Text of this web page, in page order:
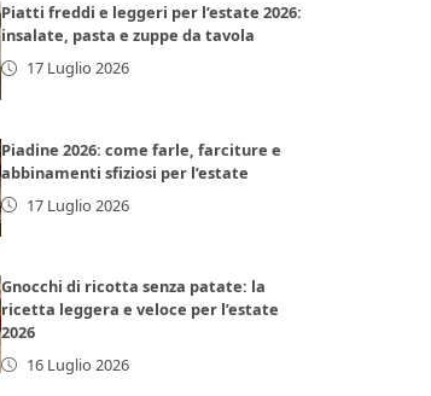
Piatti freddi e leggeri per l’estate 2026:
insalate, pasta e zuppe da tavola
17 Luglio 2026
Piadine 2026: come farle, farciture e
abbinamenti sfiziosi per l’estate
17 Luglio 2026
Gnocchi di ricotta senza patate: la
ricetta leggera e veloce per l’estate
2026
16 Luglio 2026